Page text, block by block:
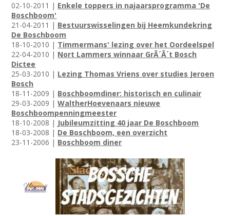
02-10-2011 | Enkele toppers in najaarsprogramma 'De
Boschboom'
21-04-2011 | Bestuurswisselingen bij Heemkundekring
De Boschboom
18-10-2010 | Timmermans' lezing over het Oordeelspel
22-04-2010 | Nort Lammers winnaar GrÃ´Ã´t Bosch
Dictee
25-03-2010 | Lezing Thomas Vriens over studies Jeroen
Bosch
18-11-2009 | Boschboomdiner: historisch en culinair
29-03-2009 |WaltherHoevenaars nieuwe
Boschboompenningmeester
18-10-2008 | Jubileumzitting 40 jaar De Boschboom
18-03-2008 | De Boschboom, een overzicht
23-11-2006 | Boschboom diner